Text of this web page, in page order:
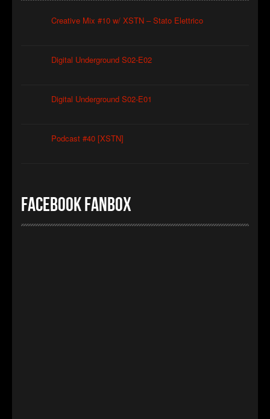
Creative Mix #10 w/ XSTN – Stato Elettrico
Digital Underground S02-E02
Digital Underground S02-E01
Podcast #40 [XSTN]
Facebook FanBox